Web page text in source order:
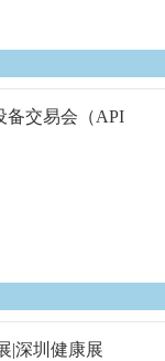
备交易会（API
|深圳健康展